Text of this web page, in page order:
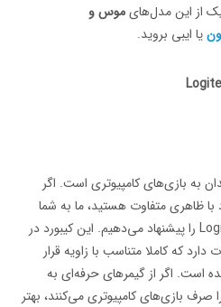
از این مدل‌هایموس و
یا ایبی بروید.
به بازی‌های کامپیوتری است. اگر
با ظاهری متفاوت هستید، ما به شما
Logitech G13 Advanced Gameboard را پیشنهاد می‌دهیم. این کیبورد در
که کاملا متناسب با زاویه قرار
است. اگر از گیمرهای حرفه‌ای به
بازی‌های کامپیوتری می‌کنند، بهتر